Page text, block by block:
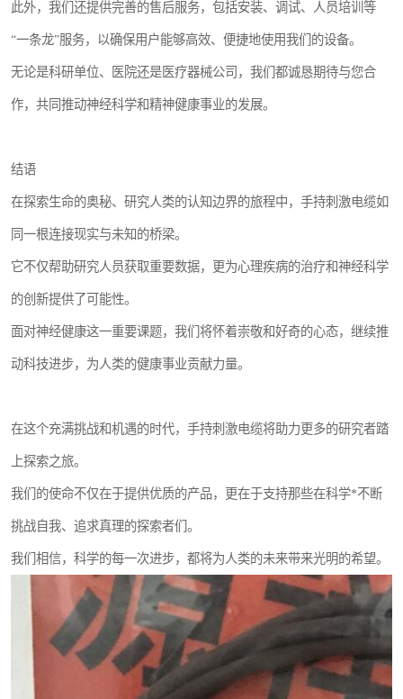
此外，我们还提供完善的售后服务，包括安装、调试、人员培训等
“一条龙”服务，以确保用户能够高效、便捷地使用我们的设备。
无论是科研单位、医院还是医疗器械公司，我们都诚恳期待与您合
作，共同推动神经科学和精神健康事业的发展。
结语
在探索生命的奥秘、研究人类的认知边界的旅程中，手持刺激电缆如
同一根连接现实与未知的桥梁。
它不仅帮助研究人员获取重要数据，更为心理疾病的治疗和神经科学
的创新提供了可能性。
面对神经健康这一重要课题，我们将怀着崇敬和好奇的心态，继续推
动科技进步，为人类的健康事业贡献力量。
在这个充满挑战和机遇的时代，手持刺激电缆将助力更多的研究者踏
上探索之旅。
我们的使命不仅在于提供优质的产品，更在于支持那些在科学*不断
挑战自我、追求真理的探索者们。
我们相信，科学的每一次进步，都将为人类的未来带来光明的希望。